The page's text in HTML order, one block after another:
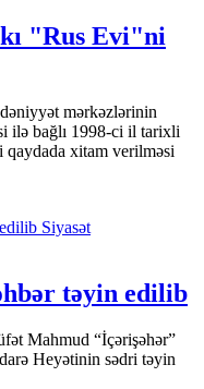
"Rus Evi"ni
mərkəzlərinin
ilə bağlı 1998-ci il tarixli
xitam verilməsi
Siyasət
təyin edilib
Mahmud “İçərişəhər”
Heyətinin sədri təyin